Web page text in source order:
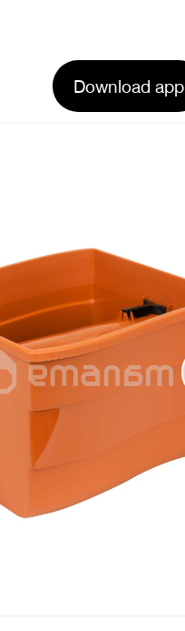
Download app